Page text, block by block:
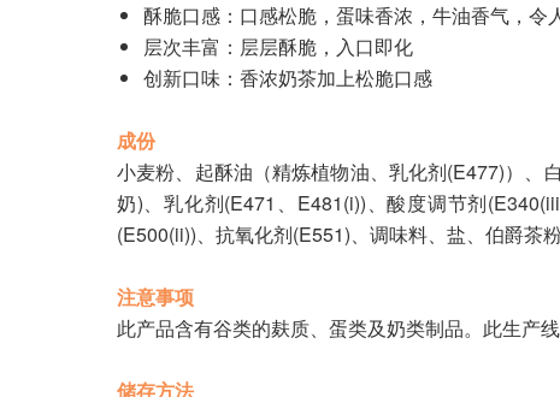
酥脆口感：口感松脆，蛋味香浓，牛油香气，令
层次丰富：层层酥脆，入口即化
创新口味：香浓奶茶加上松脆口感
成份
小麦粉、起酥油（精炼植物油、乳化剂(E477)）、
奶)、乳化剂(E471、E481(i))、酸度调节剂
(E500(ii))、抗氧化剂(E551)、调味料、盐、伯爵茶
注意事项
此产品含有谷类的麸质、蛋类及奶类制品。此生产
储存方法